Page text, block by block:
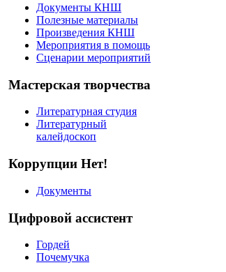
Документы КНШ
Полезные материалы
Произведения КНШ
Мероприятия в помощь
Сценарии мероприятий
Мастерская творчества
Литературная студия
Литературный
калейдоскоп
Коррупции Нет!
Документы
Цифровой ассистент
Гордей
Почемучка